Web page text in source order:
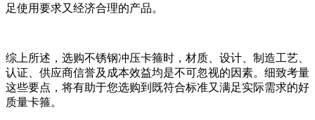
足使用要求又经济合理的产品。
综上所述，选购不锈钢冲压卡箍时，材质、设计、制造工艺、
认证、供应商信誉及成本效益均是不可忽视的因素。细致考量
这些要点，将有助于您选购到既符合标准又满足实际需求的好
质量卡箍。